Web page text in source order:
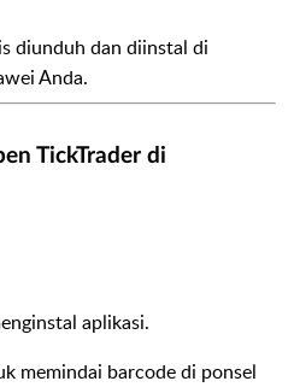
diunduh dan diinstal di
Anda.
TickTrader di
aplikasi.
memindai barcode di ponsel